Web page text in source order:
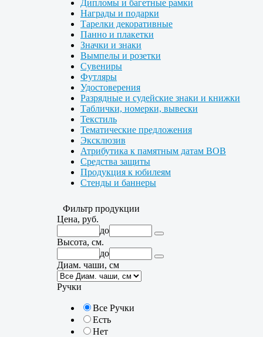
Дипломы и багетные рамки
Награды и подарки
Тарелки декоративные
Панно и плакетки
Значки и знаки
Вымпелы и розетки
Сувениры
Футляры
Удостоверения
Разрядные и судейские знаки и книжки
Таблички, номерки, вывески
Текстиль
Тематические предложения
Эксклюзив
Атрибутика к памятным датам ВОВ
Средства защиты
Продукция к юбилеям
Стенды и баннеры
Фильтр продукции
Цена, руб.
до
Высота, см.
до
Диам. чаши, см
Ручки
Все Ручки
Есть
Нет